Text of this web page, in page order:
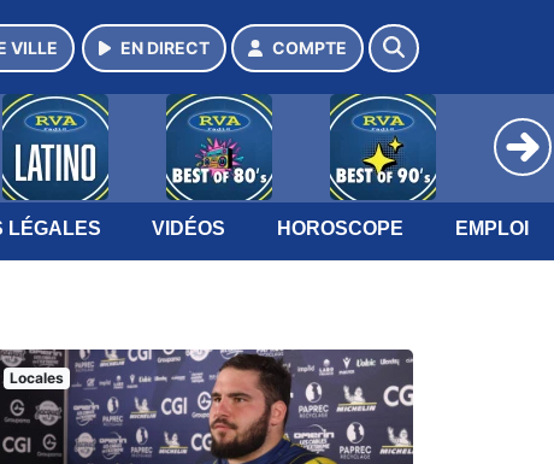
VILLE EN DIRECT COMPTE
LÉGALES VIDÉOS HOROSCOPE EMPLOI
Locales